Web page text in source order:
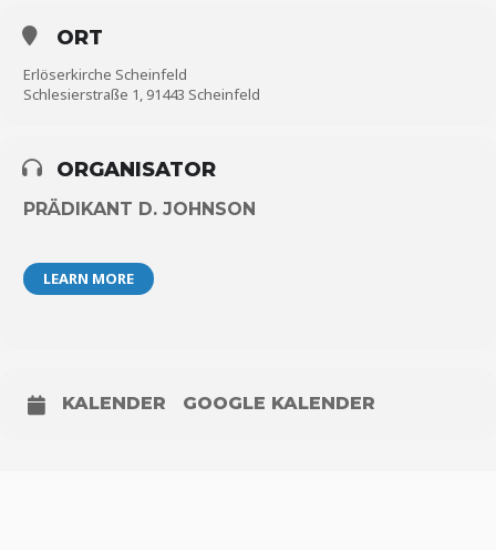
ORT
Erlöserkirche Scheinfeld
Schlesierstraße 1, 91443 Scheinfeld
ORGANISATOR
PRÄDIKANT D. JOHNSON
LEARN MORE
KALENDER GOOGLE KALENDER